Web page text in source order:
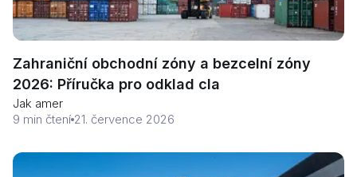
Zahraniční obchodní zóny a bezcelní zóny
2026: Příručka pro odklad cla
Jak amer
9 min čtení 21. července 2026